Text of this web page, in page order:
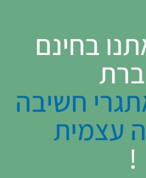
בחינם
חשיבה
עצמית
!